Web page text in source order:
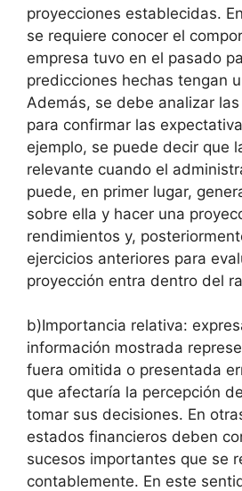
proyecciones establecidas.
se requiere conocer el
empresa tuvo en el pasado
predicciones hechas tengan
Además, se debe analizar
para confirmar las
ejemplo, se puede decir que
relevante cuando el
puede, en primer lugar,
sobre ella y hacer una
rendimientos y,
ejercicios anteriores para
proyección entra dentro del
b)Importancia relativa:
información mostrada
fuera omitida o presentada
que afectaría la percepción
tomar sus decisiones. En
estados financieros deben
sucesos importantes que se
contablemente. En este